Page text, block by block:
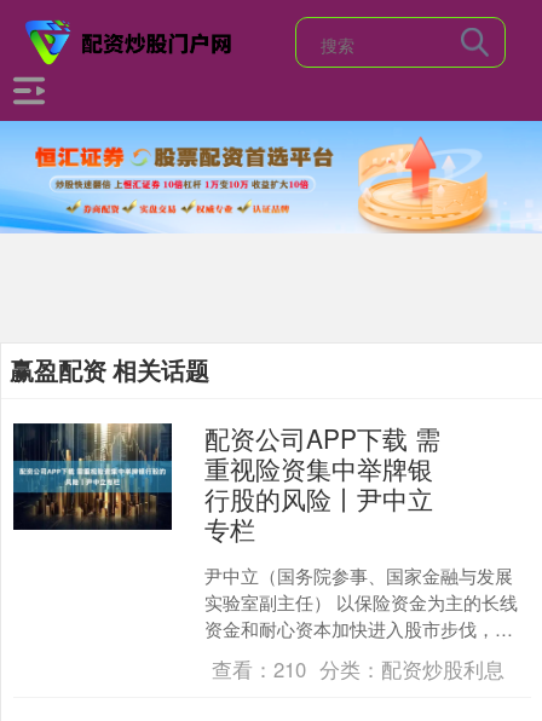
赢盈配资 相关话题
配资公司APP下载 需
重视险资集中举牌银
行股的风险丨尹中立
专栏
尹中立（国务院参事、国家金融与发展
实验室副主任） 以保险资金为主的长线
资金和耐心资本加快进入股市步伐，有
利于资本市场的稳定。从2024年开始保
险资金增加了股市投....
查看： 210 分类： 配资炒股利息